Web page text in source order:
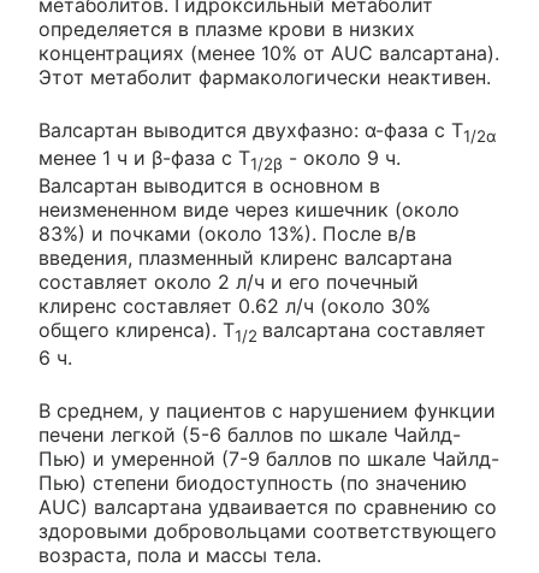
определяется в плазме крови в низких
концентрациях (менее 10% от AUC валсартана).
Этот метаболит фармакологически неактивен.
Валсартан выводится двухфазно: α-фаза с Т1/2α
менее 1 ч и β-фаза с Т1/2β - около 9 ч.
Валсартан выводится в основном в
неизмененном виде через кишечник (около
83%) и почками (около 13%). После в/в
введения, плазменный клиренс валсартана
составляет около 2 л/ч и его почечный
клиренс составляет 0.62 л/ч (около 30%
общего клиренса). Т1/2 валсартана составляет
6 ч.
В среднем, у пациентов с нарушением функции
печени легкой (5-6 баллов по шкале Чайлд-
Пью) и умеренной (7-9 баллов по шкале Чайлд-
Пью) степени биодоступность (по значению
AUC) валсартана удваивается по сравнению со
здоровыми добровольцами соответствующего
возраста, пола и массы тела.